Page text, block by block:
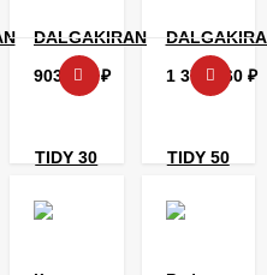
903 360 ₽ 1 373 860 ₽